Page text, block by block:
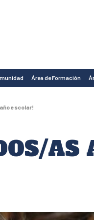
Área de Formación
escolar!
AS